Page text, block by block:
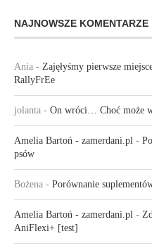
NAJNOWSZE KOMENTARZE
Ania - Zajęłyśmy pierwsze
RallyFrEe
jolanta - On wróci… Choć może
Amelia Bartoń - zamerdani.pl -
psów
Bożena - Porównanie
Amelia Bartoń - zamerdani.pl -
AniFlexi+ [test]